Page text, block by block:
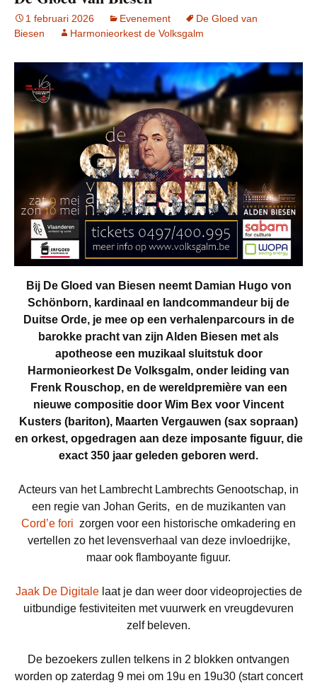
1 februari 2026 Evenement
De Gloed van
Biesen
Harmonieorkest de Volksgalm
Bij De Gloed van Biesen neemt Damian Hugo von
Schönborn, kardinaal en landcommandeur bij de
Duitse Orde, je mee op een verhalenparcours in de
barokke pracht van zijn Alden Biesen met als
apotheose een muzikaal sluitstuk door
Harmonieorkest De Volksgalm, onder leiding van
Frenk Rouschop, en de wereldpremière van een
nieuwe compositie door Wim Bex voor Vincent
Kusters (bariton), Maarten Vergauwen (sax sopraan)
en orkest, opgedragen aan deze imposante figuur, die
exact 350 jaar geleden geboren werd.
Acteurs van het Lambrecht Lambrechts Genootschap, in
een regie van Johan Gerits, en de muzikanten van
Cord’e fori zorgen voor een historische omkadering en
vertellen zo het levensverhaal van deze invloedrijke,
maar ook flamboyante figuur.
Jaak De Digitalelaat je dan weer door videoprojecties de
uitbundige festiviteiten met vuurwerk en vreugdevuren
zelf beleven.
De bezoekers zullen telkens in 2 blokken ontvangen
worden op zaterdag 9 mei om 19u en 19u30 (start concert